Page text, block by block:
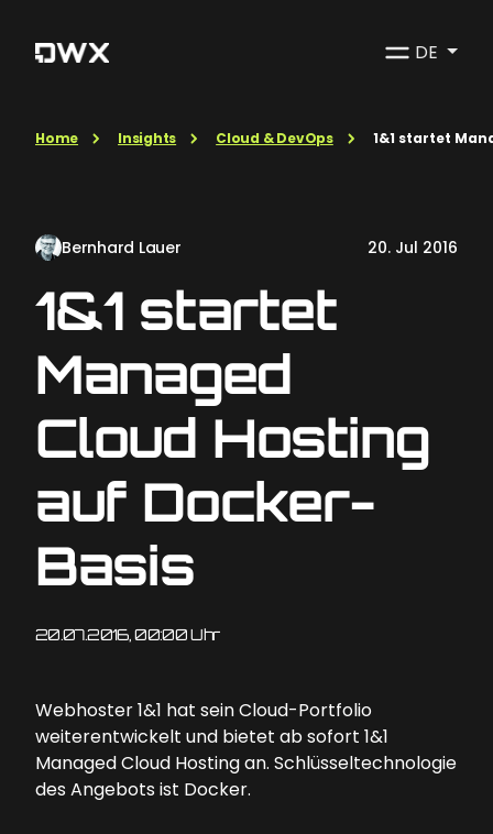
DE
Home Insights Cloud & DevOps 1&1 startet
Bernhard Lauer 20. Jul 2016
1&1 startet
Managed
Cloud Hosting
auf Docker-
Basis
20.07.2016, 00:00 Uhr
Webhoster 1&1 hat sein Cloud-Portfolio
weiterentwickelt und bietet ab sofort 1&1
Managed Cloud Hosting an. Schlüsseltechnologie
des Angebots ist Docker.